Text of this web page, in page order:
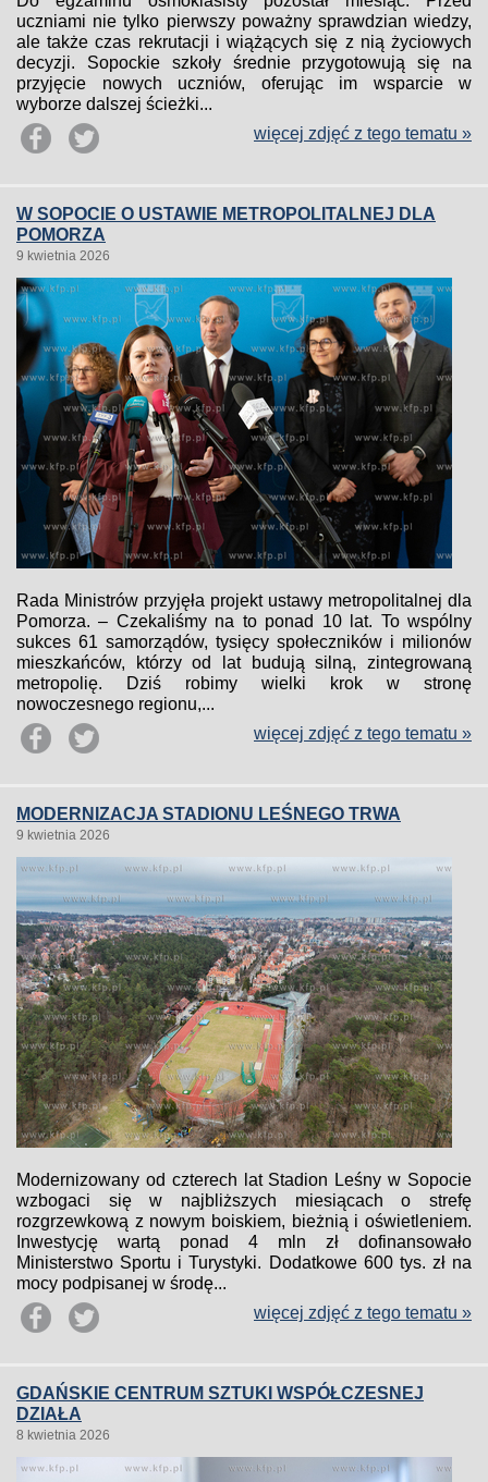
uczniami nie tylko pierwszy poważny sprawdzian wiedzy,
ale także czas rekrutacji i wiążących się z nią życiowych
decyzji. Sopockie szkoły średnie przygotowują się na
przyjęcie nowych uczniów, oferując im wsparcie w
wyborze dalszej ścieżki...
więcej zdjęć z tego tematu »
W SOPOCIE O USTAWIE METROPOLITALNEJ DLA
POMORZA
9 kwietnia 2026
Rada Ministrów przyjęła projekt ustawy metropolitalnej dla
Pomorza. – Czekaliśmy na to ponad 10 lat. To wspólny
sukces 61 samorządów, tysięcy społeczników i milionów
mieszkańców, którzy od lat budują silną, zintegrowaną
metropolię. Dziś robimy wielki krok w stronę
nowoczesnego regionu,...
więcej zdjęć z tego tematu »
MODERNIZACJA STADIONU LEŚNEGO TRWA
9 kwietnia 2026
Modernizowany od czterech lat Stadion Leśny w Sopocie
wzbogaci się w najbliższych miesiącach o strefę
rozgrzewkową z nowym boiskiem, bieżnią i oświetleniem.
Inwestycję wartą ponad 4 mln zł dofinansowało
Ministerstwo Sportu i Turystyki. Dodatkowe 600 tys. zł na
mocy podpisanej w środę...
więcej zdjęć z tego tematu »
GDAŃSKIE CENTRUM SZTUKI WSPÓŁCZESNEJ
DZIAŁA
8 kwietnia 2026